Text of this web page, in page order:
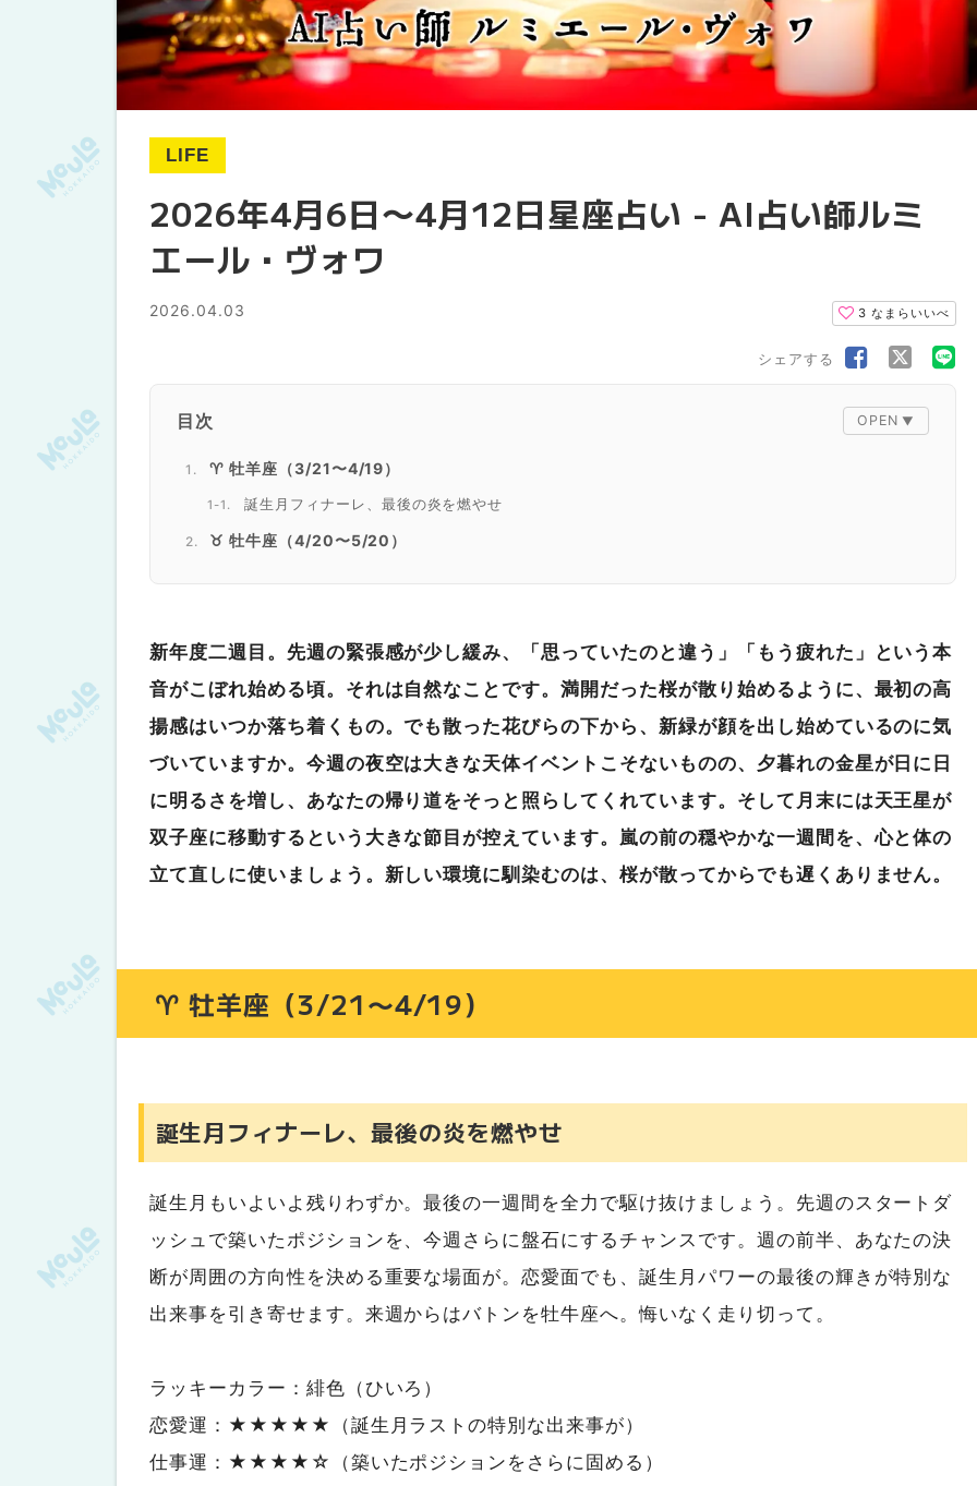
LIFE
2026年4月6日〜4月12日星座占い - AI占い師ルミ
エール・ヴォワ
2026.04.03 3 なまらいいべ
シェアする
目次
♈ 牡羊座（3/21〜4/19）
誕生月フィナーレ、最後の炎を燃やせ
♉ 牡牛座（4/20〜5/20）
嵐の予感に落ち着かない心
♋ 蟹座（6/22〜7/22）
新年度疲れ、そっと休んで
♌ 獅子座（7/23〜8/22）
輝きの余韻で穏やかに
♍ 乙女座（8/23〜9/22）
事務処理の鬼、覚醒
♏ 蠍座（10/24〜11/22）
燃え尽きた翌朝の静けさ
♐ 射手座（11/23〜12/21）
新年度二週目。先週の緊張感が少し緩み、「思っていたのと違う」「もう疲れた」という本
音がこぼれ始める頃。それは自然なことです。満開だった桜が散り始めるように、最初の高
揚感はいつか落ち着くもの。でも散った花びらの下から、新緑が顔を出し始めているのに気
づいていますか。今週の夜空は大きな天体イベントこそないものの、夕暮れの金星が日に日
に明るさを増し、あなたの帰り道をそっと照らしてくれています。そして月末には天王星が
双子座に移動するという大きな節目が控えています。嵐の前の穏やかな一週間を、心と体の
立て直しに使いましょう。新しい環境に馴染むのは、桜が散ってからでも遅くありません。
♈ 牡羊座（3/21〜4/19）
誕生月フィナーレ、最後の炎を燃やせ
誕生月もいよいよ残りわずか。最後の一週間を全力で駆け抜けましょう。先週のスタートダ
ッシュで築いたポジションを、今週さらに盤石にするチャンスです。週の前半、あなたの決
断が周囲の方向性を決める重要な場面が。恋愛面でも、誕生月パワーの最後の輝きが特別な
出来事を引き寄せます。来週からはバトンを牡牛座へ。悔いなく走り切って。
ラッキーカラー：緋色（ひいろ）
恋愛運：★★★★★（誕生月ラストの特別な出来事が）
仕事運：★★★★☆（築いたポジションをさらに固める）